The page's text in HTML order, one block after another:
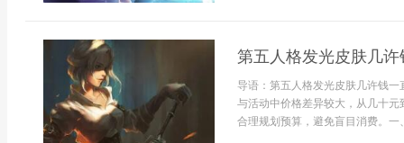
第五人格发光皮肤几许
导语：第五人格发光皮肤几许钱
与活动中价格差异较大，从几十
合理规划预算，避免盲目消费。一